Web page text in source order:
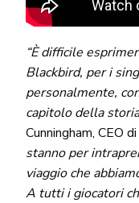
“È difficile
Blackbird, per i
personalmente,
capitolo della
Cunningham, CEO
stanno per
viaggio che
A tutti i giocatori